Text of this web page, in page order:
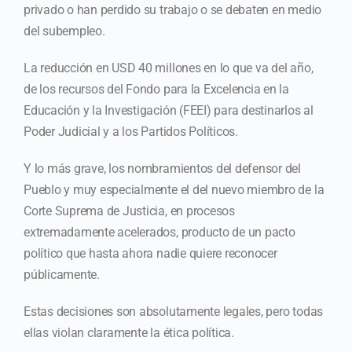
privado o han perdido su trabajo o se debaten en medio
del subempleo.
La reducción en USD 40 millones en lo que va del año,
de los recursos del Fondo para la Excelencia en la
Educación y la Investigación (FEEI) para destinarlos al
Poder Judicial y a los Partidos Políticos.
Y lo más grave, los nombramientos del defensor del
Pueblo y muy especialmente el del nuevo miembro de la
Corte Suprema de Justicia, en procesos
extremadamente acelerados, producto de un pacto
político que hasta ahora nadie quiere reconocer
públicamente.
Estas decisiones son absolutamente legales, pero todas
ellas violan claramente la ética política.